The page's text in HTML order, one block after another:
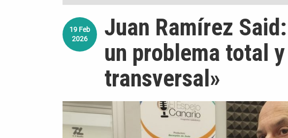
19 Feb
2026
Juan Ramírez
un problema total
transversal»